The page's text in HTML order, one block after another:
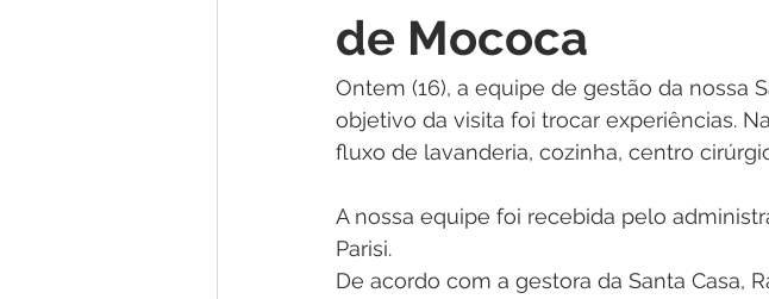
de Mococa
Ontem (16), a equipe de gestão da nossa
objetivo da visita foi trocar experiências.
fluxo de lavanderia, cozinha, centro
A nossa equipe foi recebida pelo
Parisi.
De acordo com a gestora da Santa Casa,